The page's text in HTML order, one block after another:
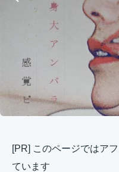
[PR] このページではア
ています